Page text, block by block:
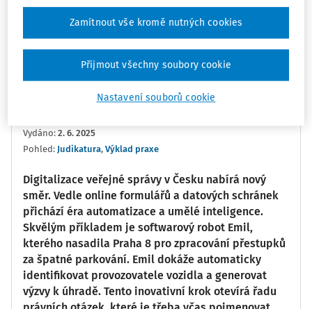
Sledovat
Přepis Související
Vydáno: 2. 6. 2025
Pohled: Judikatura, Výklad praxe
Digitalizace veřejné správy v Česku nabírá nový
směr. Vedle online formulářů a datových schránek
přichází éra automatizace a umělé inteligence.
Skvělým příkladem je softwarový robot Emil,
kterého nasadila Praha 8 pro zpracování přestupků
za špatné parkování. Emil dokáže automaticky
identifikovat provozovatele vozidla a generovat
výzvy k úhradě. Tento inovativní krok otevírá řadu
Nastavení souborů cookie
Zamítnout vše kromě nutných cookies
Přijmout všechny soubory cookie